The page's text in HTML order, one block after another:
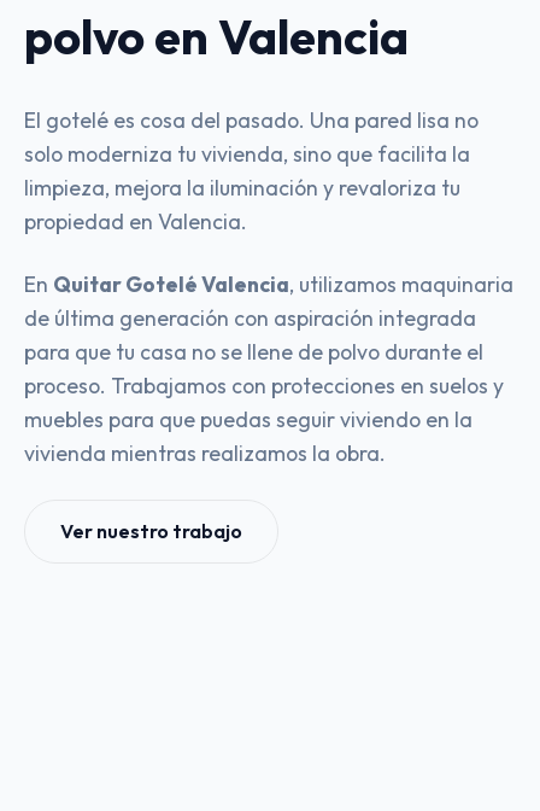
polvo en Valencia
El gotelé es cosa del pasado. Una pared lisa no
solo moderniza tu vivienda, sino que facilita la
limpieza, mejora la iluminación y revaloriza tu
propiedad en Valencia.
En Quitar Gotelé Valencia, utilizamos maquinaria
de última generación con aspiración integrada
para que tu casa no se llene de polvo durante el
proceso. Trabajamos con protecciones en suelos y
muebles para que puedas seguir viviendo en la
vivienda mientras realizamos la obra.
Ver nuestro trabajo